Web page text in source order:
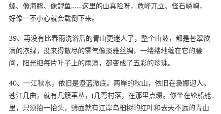
螺、像海豚、像鲤鱼……这里的山真险呀，危峰兀立、怪石嶙峋，
好像一不小心就会载倒下来。
39、再没有比春雨洗浴后的青山更迷人了，整个山坡，都是苍翠欲
滴的浓绿，没来得散尽的雾气像淡雅丝绸，一缕缕地缠在它的腰
间，阳光把每片叶子上的雨滴，都变成了五彩的珍珠。
40、一江秋水，依旧是澄蓝澈底。两岸的秋山，依旧在袅娜迎人。
苍江几曲，就有几簇苇丛，(几弯村落，在那里点缀。你坐在轮船舱
里，只须抬一抬头，劈面就有江岸乌桕树的红叶和去天不远的青山